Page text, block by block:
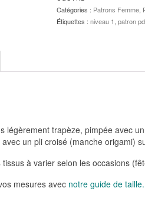
Catégories : Patrons Femme,
Étiquettes : niveau 1, patron
trapèze, pimpée avec
un pli croisé (manche origami)
à varier selon les occasions
mesures avec notre guide de taille.